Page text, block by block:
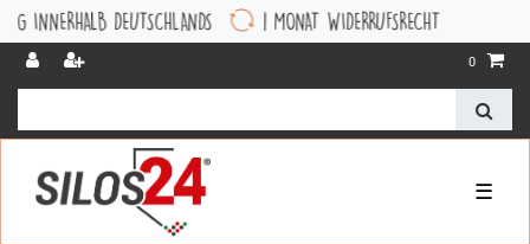
DEUTSCHLANDS 1 MONAT WIDERRUFSRECHT
0
☰